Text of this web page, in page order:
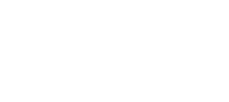
立即停止使用并联系专业支持，不可